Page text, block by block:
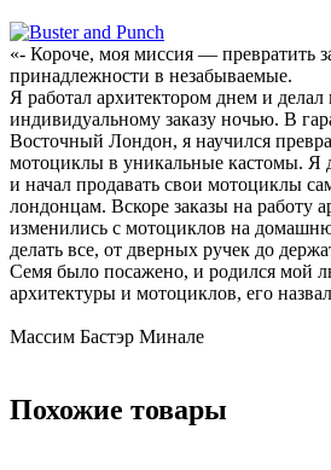
«- Короче, моя миссия — превратить
принадлежности в незабываемые.
Я работал архитектором днем ​​и
индивидуальному заказу ночью. В
Восточный Лондон, я научился
мотоциклы в уникальные кастомы. Я
и начал продавать свои мотоциклы
лондонцам. Вскоре заказы на работу
изменились с мотоциклов на
делать все, от дверных ручек до
Семя было посажено, и родился мой
архитектуры и мотоциклов, его
Массим Бастэр Минале
Похожие товары